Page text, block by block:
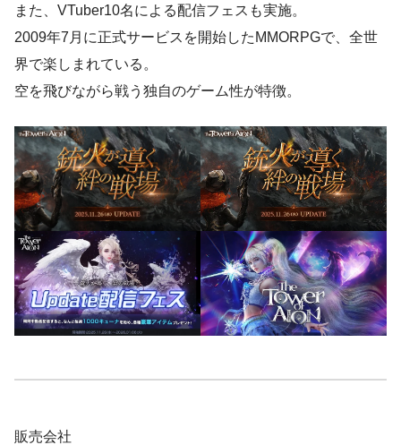
また、VTuber10名による配信フェスも実施。
2009年7月に正式サービスを開始したMMORPGで、全世
界で楽しまれている。
空を飛びながら戦う独自のゲーム性が特徴。
販売会社